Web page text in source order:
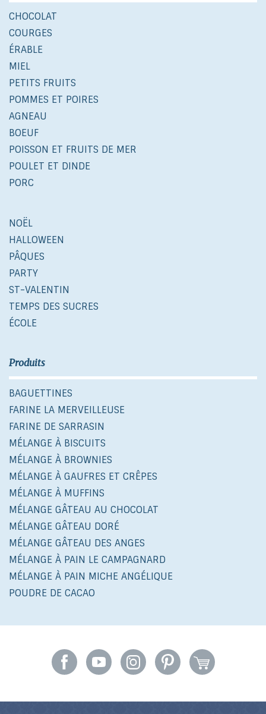
CHOCOLAT
COURGES
ÉRABLE
MIEL
PETITS FRUITS
POMMES ET POIRES
AGNEAU
BOEUF
POISSON ET FRUITS DE MER
POULET ET DINDE
PORC
NOËL
HALLOWEEN
PÂQUES
PARTY
ST-VALENTIN
TEMPS DES SUCRES
ÉCOLE
Produits
BAGUETTINES
FARINE LA MERVEILLEUSE
FARINE DE SARRASIN
MÉLANGE À BISCUITS
MÉLANGE À BROWNIES
MÉLANGE À GAUFRES ET CRÊPES
MÉLANGE À MUFFINS
MÉLANGE GÂTEAU AU CHOCOLAT
MÉLANGE GÂTEAU DORÉ
MÉLANGE GÂTEAU DES ANGES
MÉLANGE À PAIN LE CAMPAGNARD
MÉLANGE À PAIN MICHE ANGÉLIQUE
POUDRE DE CACAO